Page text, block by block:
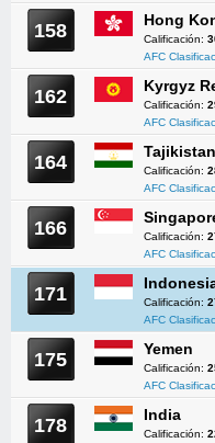
158 Hong
Calificación:
AFC
162 Kyrgyz
Calificación:
AFC
164 Tajikistan
Calificación:
AFC
166 Calificación:
AFC
171 Calificación:
AFC
175 Yemen
Calificación:
AFC
178 India
Calificación: